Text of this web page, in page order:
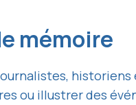
mémoire
ou illustrer des